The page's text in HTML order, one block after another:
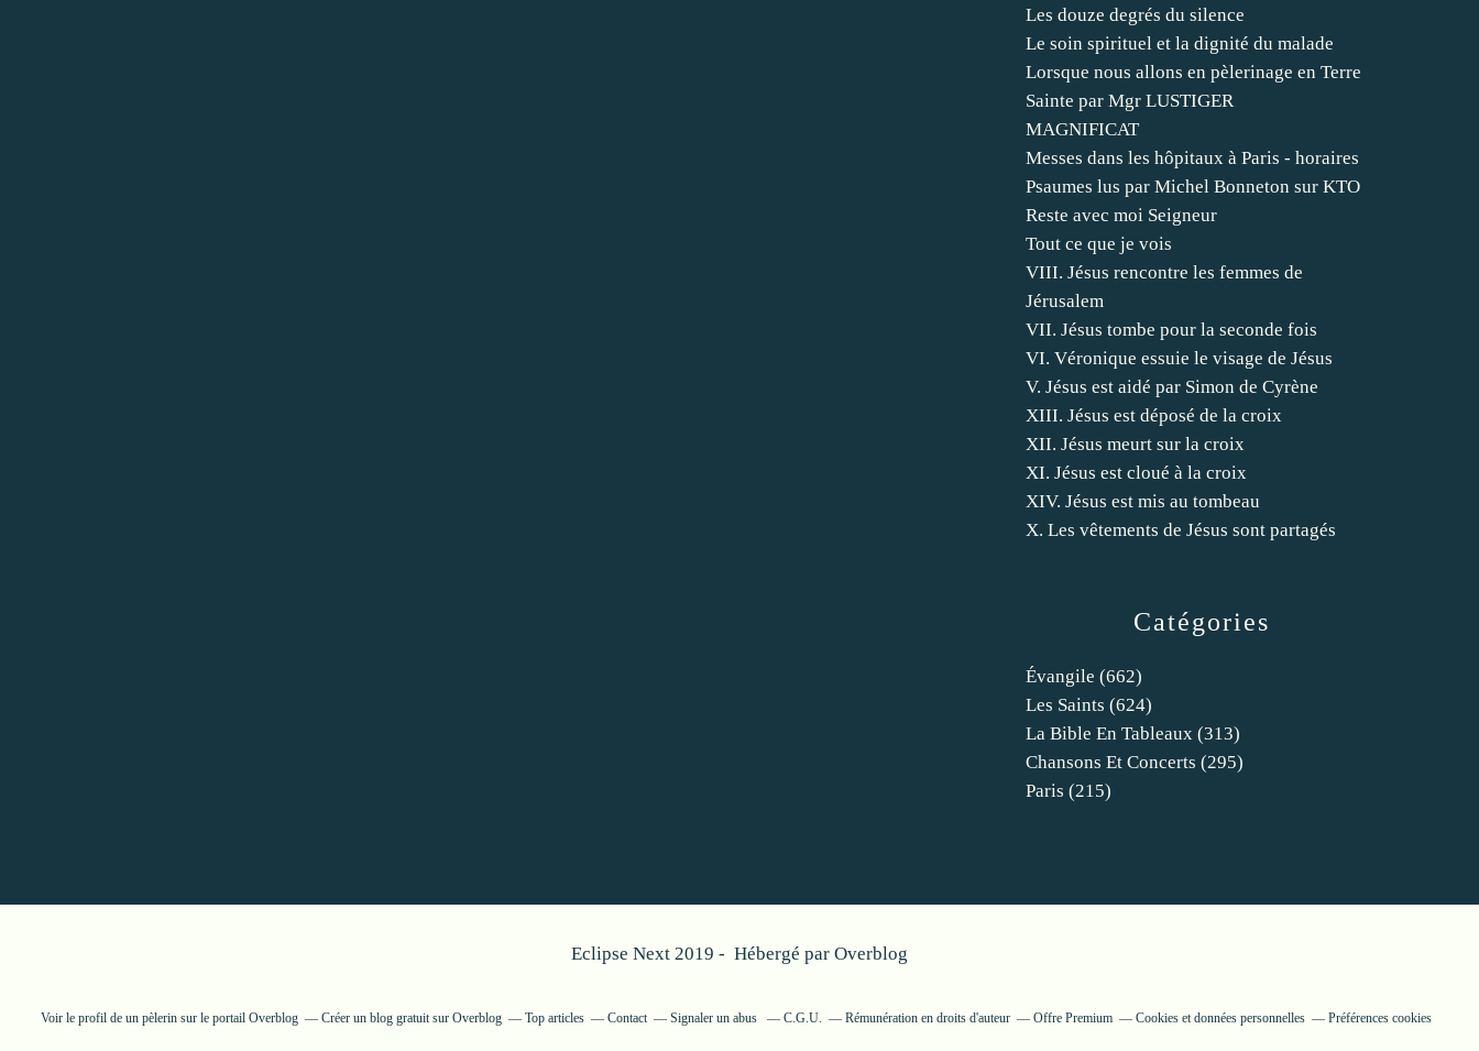
Catégories
Évangile (662)
Les Saints (624)
La Bible En Tableaux (313)
Chansons Et Concerts (295)
Paris (215)
Les douze degrés du silence
Le soin spirituel et la dignité du malade
Lorsque nous allons en pèlerinage en Terre
Sainte par Mgr LUSTIGER
MAGNIFICAT
Messes dans les hôpitaux à Paris - horaires
Psaumes lus par Michel Bonneton sur KTO
Reste avec moi Seigneur
Tout ce que je vois
VIII. Jésus rencontre les femmes de
Jérusalem
VII. Jésus tombe pour la seconde fois
VI. Véronique essuie le visage de Jésus
V. Jésus est aidé par Simon de Cyrène
XIII. Jésus est déposé de la croix
XII. Jésus meurt sur la croix
XI. Jésus est cloué à la croix
XIV. Jésus est mis au tombeau
X. Les vêtements de Jésus sont partagés
Eclipse Next 2019 - Hébergé par Overblog
Voir le profil de un pèlerin sur le portail Overblog Créer un blog gratuit sur Overblog Top articles Contact Signaler un abus C.G.U. Rémunération en droits d'auteur Offre Premium Cookies et données personnelles Préférences cookies